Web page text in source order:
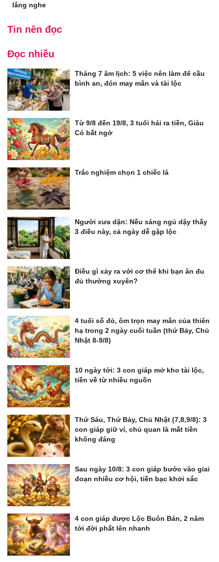
lắng nghe
Tin nên đọc
Đọc nhiều
Tháng 7 âm lịch: 5 việc nên làm để cầu
bình an, đón may mắn và tài lộc
Từ 9/8 đến 19/8, 3 tuổi hái ra tiền, Giàu
Có bất ngờ
Trắc nghiệm chọn 1 chiếc lá
Người xưa dặn: Nếu sáng ngủ dậy thấy
3 điều này, cả ngày dễ gặp lộc
Điều gì xảy ra với cơ thể khi bạn ăn đu
đủ thường xuyên?
4 tuổi số đỏ, ôm trọn may mắn của thiên
hạ trong 2 ngày cuối tuần (thứ Bảy, Chủ
Nhật 8-9/8)
10 ngày tới: 3 con giáp mở kho tài lộc,
tiền về từ nhiều nguồn
Thứ Sáu, Thứ Bảy, Chủ Nhật (7,8,9/8): 3
con giáp giữ ví, chủ quan là mất tiền
không đáng
Sau ngày 10/8: 3 con giáp bước vào giai
đoạn nhiều cơ hội, tiền bạc khởi sắc
4 con giáp được Lộc Buôn Bán, 2 năm
tới đời phất lên nhanh